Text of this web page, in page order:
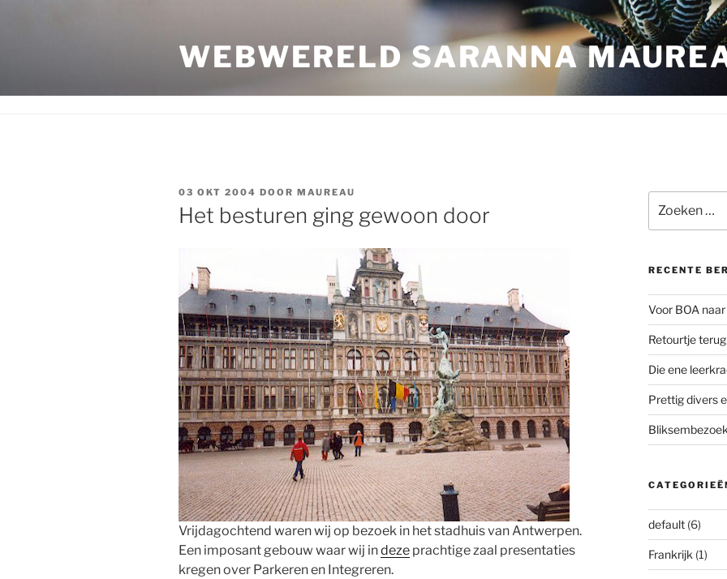
WEBWERELD SARANNA
GEPLAATST
OP
03 OKT 2004 DOOR MAUREAU
Het besturen ging gewoon door
Vrijdagochtend waren wij op bezoek in het stadhuis van Antwerpen.
Een imposant gebouw waar wij indeze prachtige zaal presentaties
kregen over Parkeren en Integreren.
naar:
RECENTE
Voor BOA
Retourtje
Die ene
Prettig divers
default(6)
Frankrijk (1)